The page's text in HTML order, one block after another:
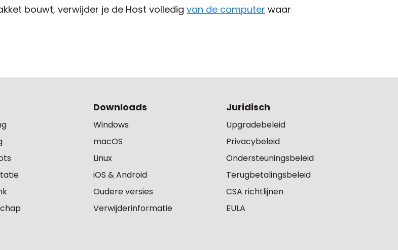
bouwt, verwijder je de Host volledig van de computer waar
Downloads
Windows
macOS
Linux
iOS & Android
Oudere versies
Verwijderinformatie
Juridisch
Upgradebeleid
Privacybeleid
Ondersteuningsbeleid
Terugbetalingsbeleid
CSA richtlijnen
EULA